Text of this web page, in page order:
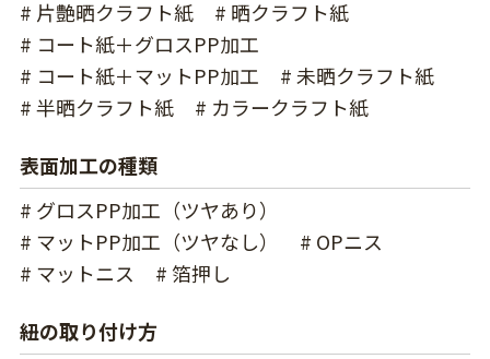
# 片艶晒クラフト紙
# 晒クラフト紙
# コート紙＋グロスPP加工
# コート紙＋マットPP加工
# 未晒クラフト紙
# 半晒クラフト紙
# カラークラフト紙
表面加工の種類
# グロスPP加工（ツヤあり）
# マットPP加工（ツヤなし）
# OPニス
# マットニス
# 箔押し
紐の取り付け方